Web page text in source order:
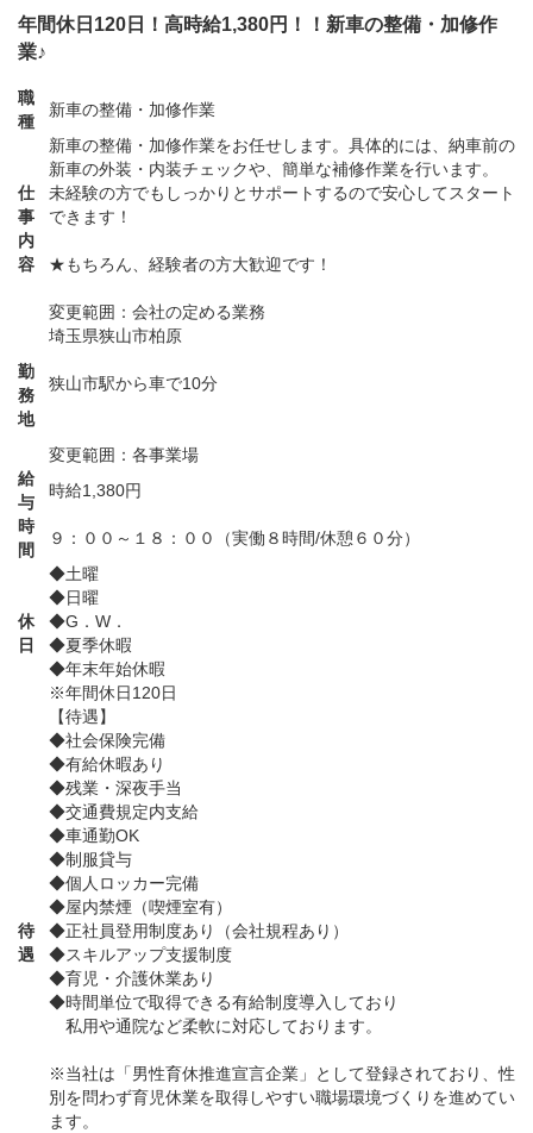
年間休日120日！高時給1,380円！！新車の整備・加修作
業♪
職
種
新車の整備・加修作業
仕
事
内
容
新車の整備・加修作業をお任せします。具体的には、納車前の
新車の外装・内装チェックや、簡単な補修作業を行います。
未経験の方でもしっかりとサポートするので安心してスタート
できます！
★もちろん、経験者の方大歓迎です！
変更範囲：会社の定める業務
勤
務
地
埼玉県狭山市柏原
狭山市駅から車で10分
変更範囲：各事業場
給
与
時給1,380円
時
間
９：００～１８：００（実働８時間/休憩６０分）
休
日
◆土曜
◆日曜
◆G．W．
◆夏季休暇
◆年末年始休暇
※年間休日120日
待
遇
【待遇】
◆社会保険完備
◆有給休暇あり
◆残業・深夜手当
◆交通費規定内支給
◆車通勤OK
◆制服貸与
◆個人ロッカー完備
◆屋内禁煙（喫煙室有）
◆正社員登用制度あり（会社規程あり）
◆スキルアップ支援制度
◆育児・介護休業あり
◆時間単位で取得できる有給制度導入しており
私用や通院など柔軟に対応しております。
※当社は「男性育休推進宣言企業」として登録されており、性
別を問わず育児休業を取得しやすい職場環境づくりを進めてい
ます。